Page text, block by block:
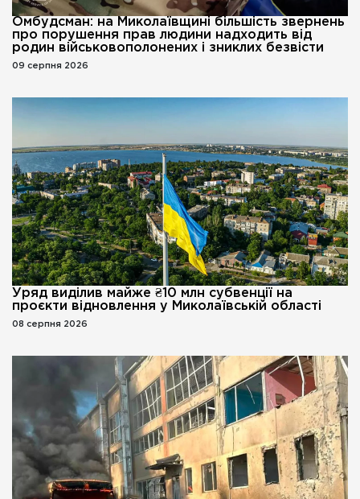
Омбудсман: на Миколаївщині більшість звернень
про порушення прав людини надходить від
родин військовополонених і зниклих безвісти
09 серпня 2026
Уряд виділив майже ₴10 млн субвенції на
проєкти відновлення у Миколаївській області
08 серпня 2026